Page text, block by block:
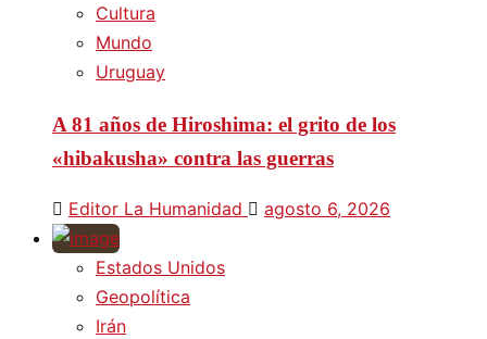
Cultura
Mundo
Uruguay
A 81 años de Hiroshima: el grito de los
«hibakusha» contra las guerras
Editor La Humanidad agosto 6, 2026
Estados Unidos
Geopolítica
Irán